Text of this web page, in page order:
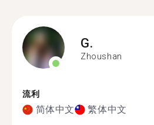
G.
Zhoushan
流利
简体中文 繁体中文